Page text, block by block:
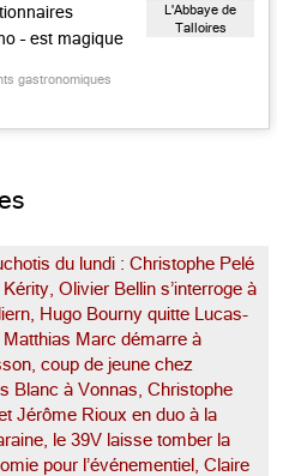
– est magique
lac, où tout
gastronomiques
L'Abbaye de
Talloires
du lundi : Christophe Pelé
Olivier Bellin s’interroge à
Hugo Bourny quitte Lucas-
Matthias Marc démarre à
coup de jeune chez
Blanc à Vonnas, Christophe
Jérôme Rioux en duo à la
le 39V laisse tomber la
pour l’événementiel, Claire